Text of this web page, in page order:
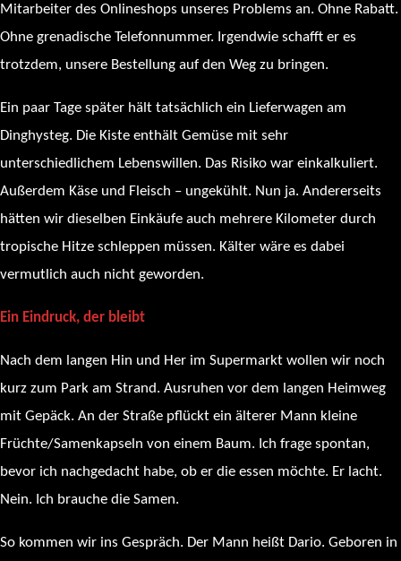
Mitarbeiter des Onlineshops unseres Problems an. Ohne Rabatt.
Ohne grenadische Telefonnummer. Irgendwie schafft er es
trotzdem, unsere Bestellung auf den Weg zu bringen.
Ein paar Tage später hält tatsächlich ein Lieferwagen am
Dinghysteg. Die Kiste enthält Gemüse mit sehr
unterschiedlichem Lebenswillen. Das Risiko war einkalkuliert.
Außerdem Käse und Fleisch – ungekühlt. Nun ja. Andererseits
hätten wir dieselben Einkäufe auch mehrere Kilometer durch
tropische Hitze schleppen müssen. Kälter wäre es dabei
vermutlich auch nicht geworden.
Ein Eindruck, der bleibt
Nach dem langen Hin und Her im Supermarkt wollen wir noch
kurz zum Park am Strand. Ausruhen vor dem langen Heimweg
mit Gepäck. An der Straße pflückt ein älterer Mann kleine
Früchte/Samenkapseln von einem Baum. Ich frage spontan,
bevor ich nachgedacht habe, ob er die essen möchte. Er lacht.
Nein. Ich brauche die Samen.
So kommen wir ins Gespräch. Der Mann heißt Dario. Geboren in